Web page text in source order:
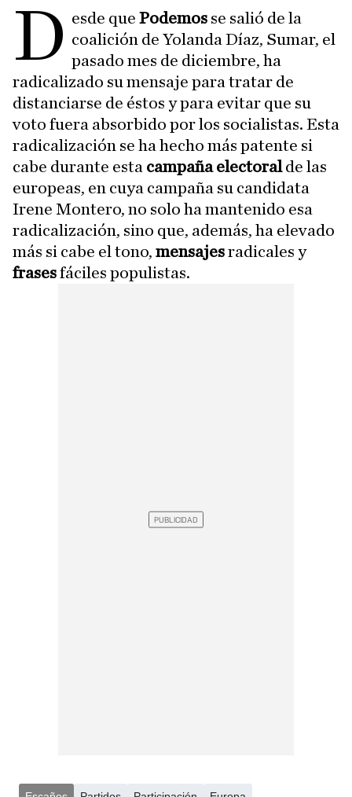
D esde quePodemos se salió de la
coalición de Yolanda Díaz, Sumar, el
pasado mes de diciembre, ha
radicalizado su mensaje para tratar de
distanciarse de éstos y para evitar que su
voto fuera absorbido por los socialistas. Esta
radicalización se ha hecho más patente si
cabe durante esta campaña electoralde las
europeas, en cuya campaña su candidata
Irene Montero, no solo ha mantenido esa
radicalización, sino que, además, ha elevado
más si cabe el tono, mensajesradicales y
frasesfáciles populistas.